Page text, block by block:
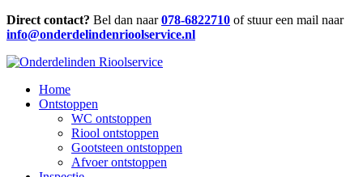
Direct contact? Bel dan naar078-6822710 of stuur een mail naar
info@onderdelindenrioolservice.nl
Home
Ontstoppen
WC ontstoppen
Riool ontstoppen
Gootsteen ontstoppen
Afvoer ontstoppen